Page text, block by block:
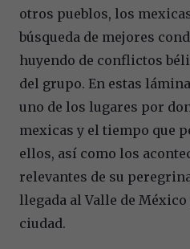
otros pueblos, los
búsqueda de mejores
huyendo de conflictos
del grupo. En estas
uno de los lugares por
mexicas y el tiempo que
ellos, así como los
relevantes de su
llegada al Valle de
ciudad.